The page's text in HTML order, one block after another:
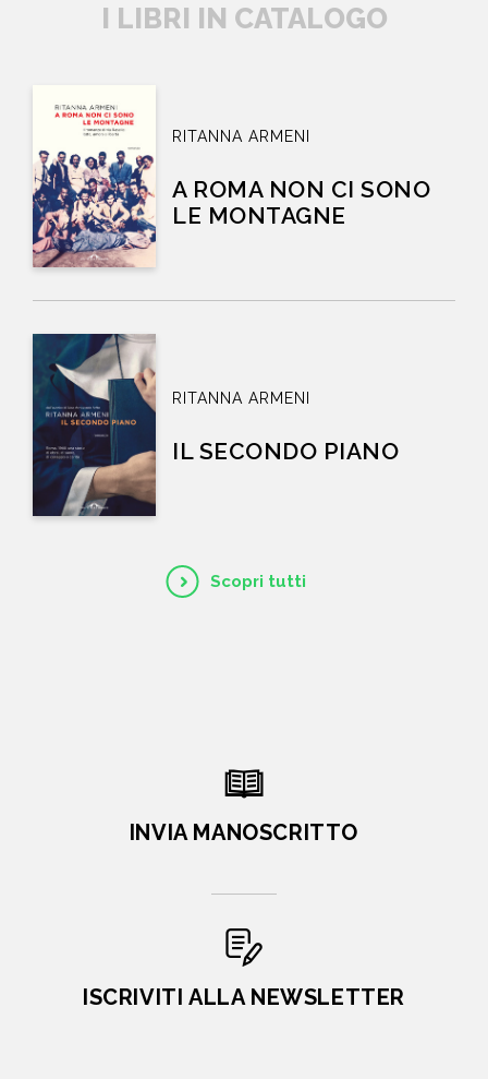
I LIBRI IN CATALOGO
Scopri tutti
RITANNA ARMENI
A ROMA NON CI SONO
LE MONTAGNE
RITANNA ARMENI
IL SECONDO PIANO
INVIA MANOSCRITTO
ISCRIVITI ALLA NEWSLETTER